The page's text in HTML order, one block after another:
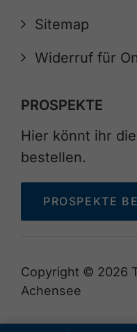
Sitemap
Widerruf für
PROSPEKTE
Hier könnt ihr
bestellen.
PROSPEKTE
Copyright © 2026
Achensee